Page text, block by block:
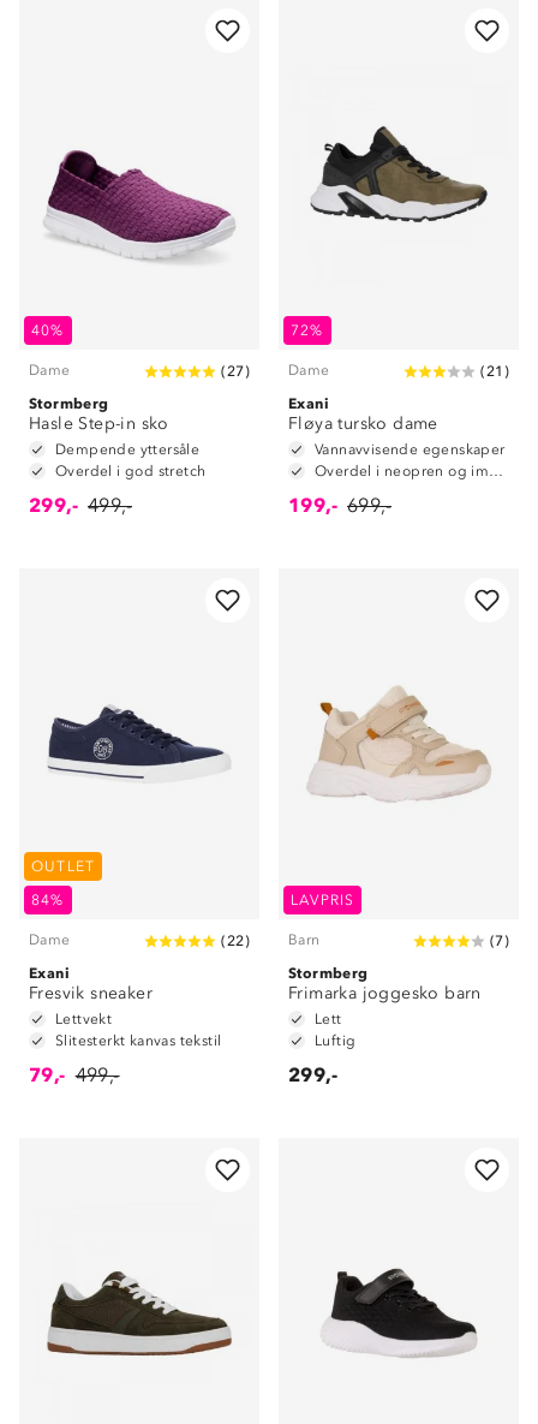
40%
Dame (27)
Stormberg
Hasle Step-in sko
Dempende yttersåle
Overdel i god stretch
299,- 499,-
72%
Dame (21 )
Exani
Fløya tursko dame
Vannavvisende egenskaper
Overdel i neopren og immitert skinn
199,- 699,-
OUTLET
84%
Dame (22)
Exani
Fresvik sneaker
Lettvekt
Slitesterkt kanvas tekstil
79,- 499,-
LAVPRIS
Barn (7)
Stormberg
Frimarka joggesko barn
Lett
Luftig
299,-